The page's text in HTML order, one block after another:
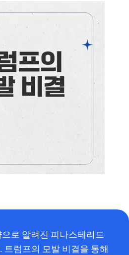
로 알려진 피나스테리드
트럼프의 모발 비결을 통해